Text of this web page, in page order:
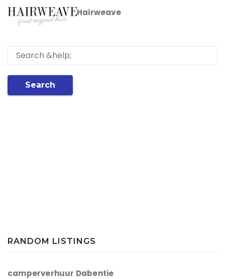
Hairweave
Search
RANDOM LISTINGS
camperverhuur Dabentie